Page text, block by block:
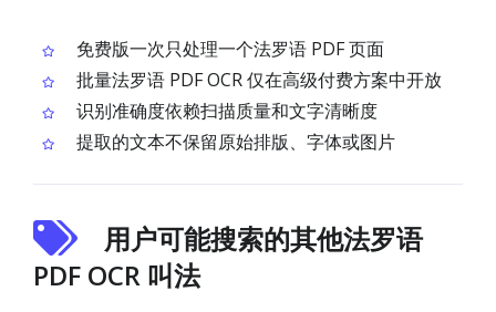
免费版一次只处理一个法罗语 PDF 页面
批量法罗语 PDF OCR 仅在高级付费方案中开放
识别准确度依赖扫描质量和文字清晰度
提取的文本不保留原始排版、字体或图片
用户可能搜索的其他法罗语
PDF OCR 叫法